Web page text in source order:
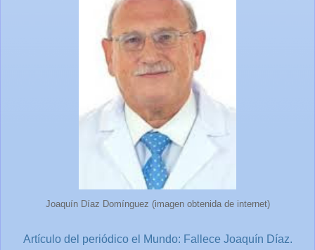
Joaquín Díaz Domínguez (imagen obtenida de internet)
Artículo del periódico el Mundo: Fallece Joaquín Díaz.